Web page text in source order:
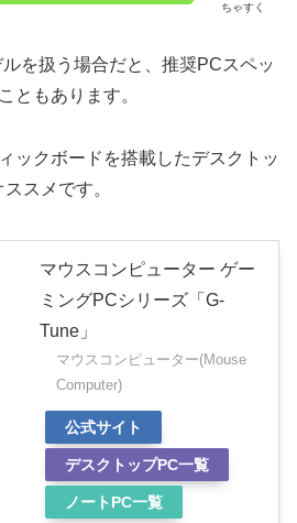
ちゃすく
を扱う場合だと、推奨PCスペッ
ともあります。
ックボードを搭載したデスクトッ
スメです。
マウスコンピューター ゲー
ミングPCシリーズ「G-
Tune」
マウスコンピューター(Mouse
Computer)
公式サイト
デスクトップPC一覧
ノートPC一覧